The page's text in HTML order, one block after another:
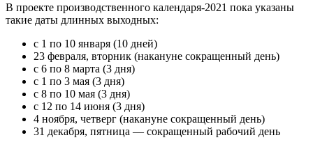
В проекте производственного календаря-2021 пока указаны
такие даты длинных выходных:
с 1 по 10 января (10 дней)
23 февраля, вторник (накануне сокращенный день)
с 6 по 8 марта (3 дня)
с 1 по 3 мая (3 дня)
с 8 по 10 мая (3 дня)
с 12 по 14 июня (3 дня)
4 ноября, четверг (накануне сокращенный день)
31 декабря, пятница — сокращенный рабочий день